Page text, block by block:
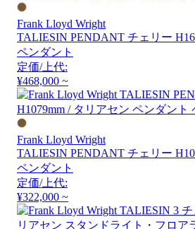
Frank Lloyd Wright
TALIESIN PENDANT チェリー
ペンダント
定価/上代:
¥468,000 ~
Frank Lloyd Wright
TALIESIN PENDANT チェリー
ペンダント
定価/上代:
¥322,000 ~